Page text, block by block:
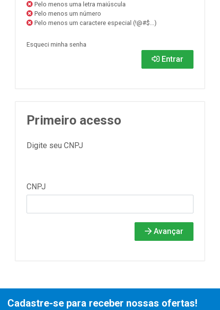
Pelo menos uma letra maiúscula
Pelo menos um número
Pelo menos um caractere especial (!@#$...)
Esqueci minha senha
Entrar
Primeiro acesso
Digite seu CNPJ
CNPJ
Avançar
Cadastre-se para receber nossas ofertas!